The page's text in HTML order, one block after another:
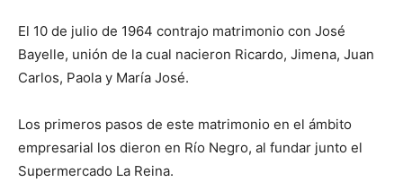
El 10 de julio de 1964 contrajo matrimonio con José
Bayelle, unión de la cual nacieron Ricardo, Jimena, Juan
Carlos, Paola y María José.
Los primeros pasos de este matrimonio en el ámbito
empresarial los dieron en Río Negro, al fundar junto el
Supermercado La Reina.